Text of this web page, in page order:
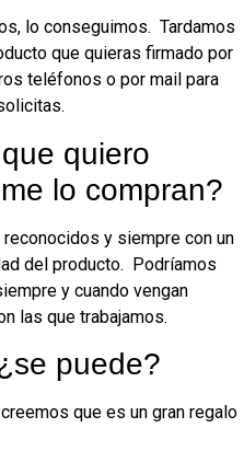
lo conseguimos. Tardamos
que quieras firmado por
teléfonos o por mail para
quiero
lo compran?
y siempre con un
del producto. Podríamos
y cuando vengan
las que trabajamos.
puede?
que es un gran regalo